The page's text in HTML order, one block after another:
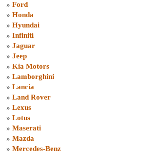
» Ford
» Honda
» Hyundai
» Infiniti
» Jaguar
» Jeep
» Kia Motors
» Lamborghini
» Lancia
» Land Rover
» Lexus
» Lotus
» Maserati
» Mazda
» Mercedes-Benz